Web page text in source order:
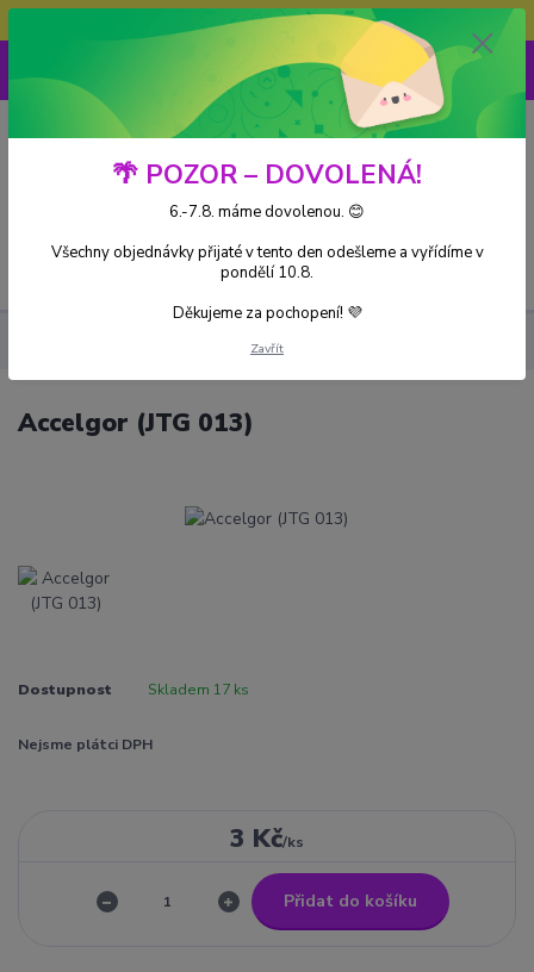
Doprava ZDARMA při nákupu nad 3000Kč
Menu
0 Kč
Accelgor (JTG 013)
Accelgor (JTG 013)
Dostupnost Skladem 17 ks
Nejsme plátci DPH
3 Kč/ks
Přidat do košíku
🌴 POZOR – DOVOLENÁ!
6.-7.8. máme dovolenou. 😊
Všechny objednávky přijaté v tento den odešleme a vyřídíme v
pondělí 10.8.
Děkujeme za pochopení! 💜
Zavřít